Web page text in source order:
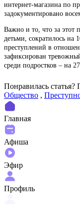
интернет-магазина по
задокументировано
Важно и то, что за этот
детьми, сократилось на
преступлений в
зафиксирован
среди подростков – на
Понравилась статья?
Общество ,
Главная
Афиша
Эфир
Профиль